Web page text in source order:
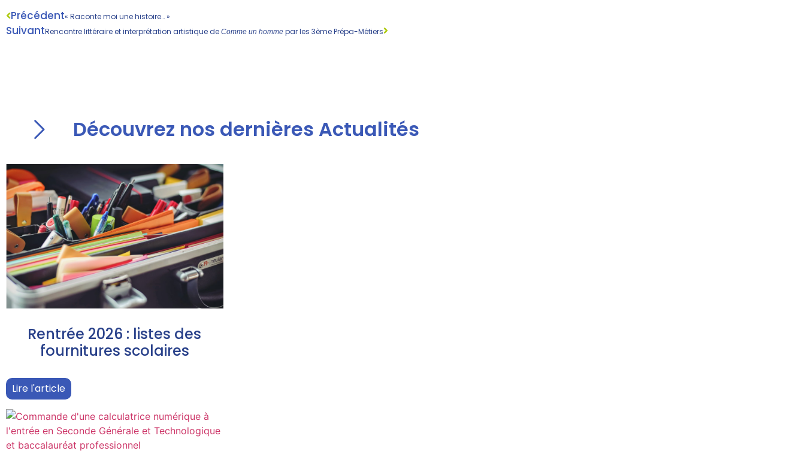
Précédent« Raconte moi une histoire… »
SuivantRencontre littéraire et interprétation artistique de Comme un homme par les 3ème Prépa-Métiers
Découvrez nos dernières Actualités
Rentrée 2026 : listes des
fournitures scolaires
Lire l'article